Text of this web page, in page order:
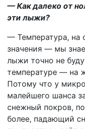
— Как далеко от
эти лыжи?
— Температура, на
значения — мы
лыжи точно не
температуре — на
Потому что у
малейшего шанса
снежный покров,
более, падающий